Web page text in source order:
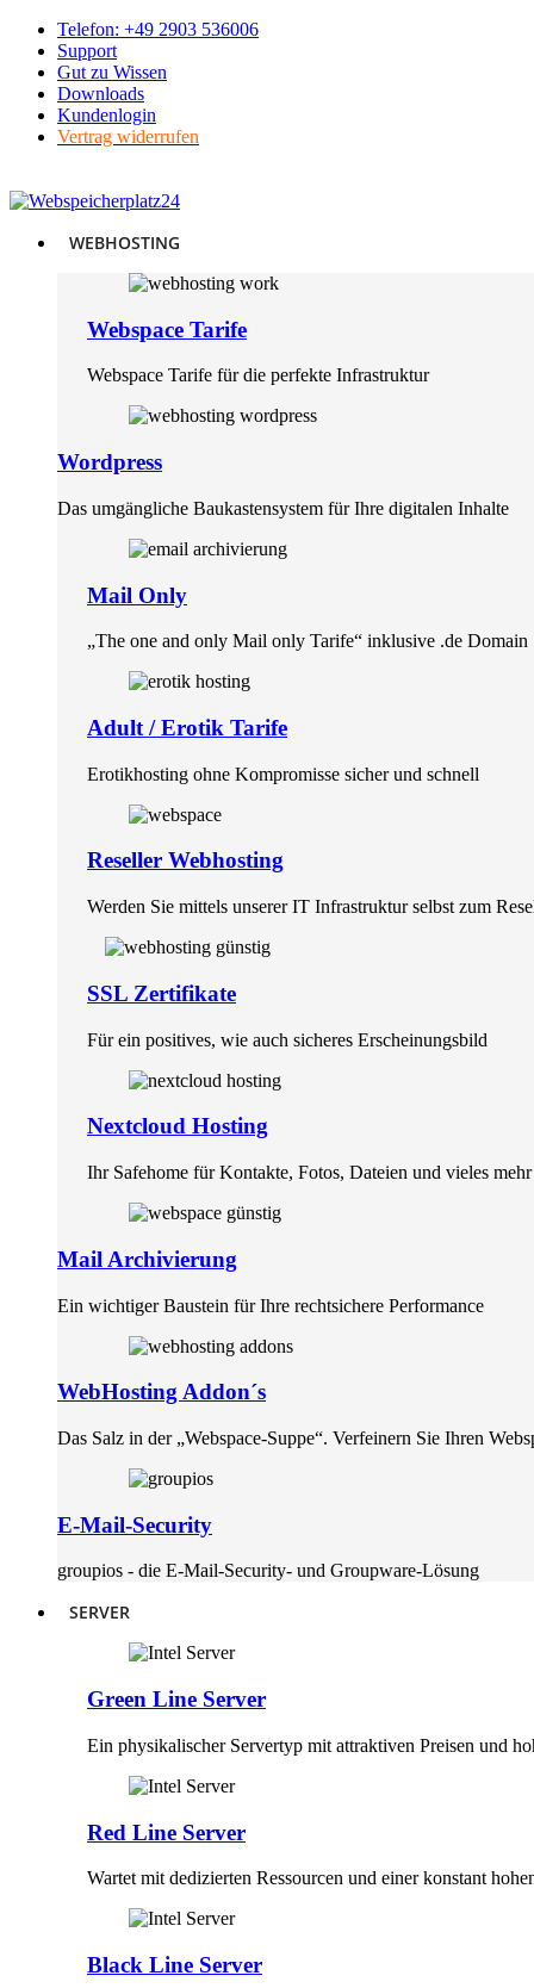
Skip
content
Telefon: +49 2903 536006
Support
Gut zu Wissen
Downloads
Kundenlogin
Vertrag widerrufen
WEBHOSTING
Webspace Tarife
Webspace Tarife für die perfekte Infrastruktur
Wordpress
Das umgängliche Baukastensystem für Ihre digitalen Inhalte
Mail Only
„The one and only Mail only Tarife“ inklusive .de Domain
Adult / Erotik Tarife
Erotikhosting ohne Kompromisse sicher und schnell
Reseller Webhosting
Werden Sie mittels unserer IT Infrastruktur selbst zum
SSL Zertifikate
Für ein positives, wie auch sicheres Erscheinungsbild
Nextcloud Hosting
Ihr Safehome für Kontakte, Fotos, Dateien und vieles mehr
Mail Archivierung
Ein wichtiger Baustein für Ihre rechtsichere Performance
WebHosting Addon´s
Das Salz in der „Webspace-Suppe“. Verfeinern Sie Ihren
E-Mail-Security
groupios - die E-Mail-Security- und Groupware-Lösung
SERVER
Green Line Server
Ein physikalischer Servertyp mit attraktiven Preisen und
Red Line Server
Wartet mit dedizierten Ressourcen und einer konstant
Black Line Server